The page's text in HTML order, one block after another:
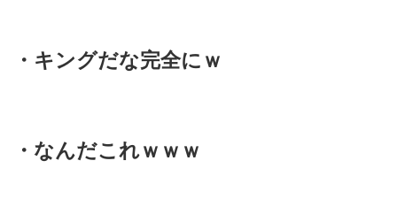
・キングだな完全にｗ
・なんだこれｗｗｗ